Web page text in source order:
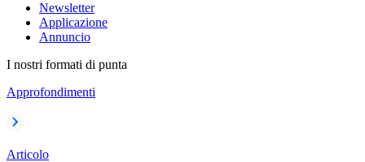
Newsletter
Applicazione
Annuncio
I nostri formati di punta
Approfondimenti
Articolo